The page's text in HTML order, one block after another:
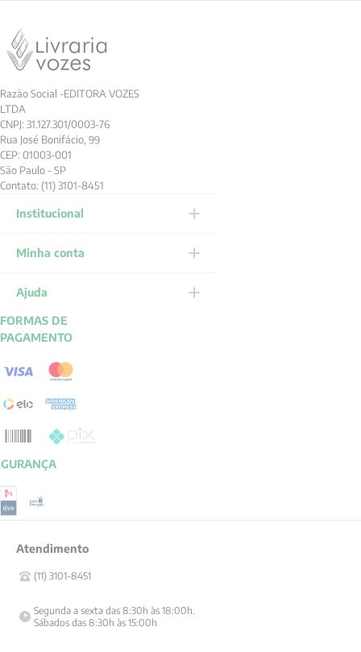
Razão Social -EDITORA VOZES
LTDA
CNPJ: 31.127.301/0003-76
Rua José Bonifácio, 99
CEP: 01003-001
São Paulo - SP
Contato: (11) 3101-8451
Institucional
Minha conta
Ajuda
FORMAS DE
PAGAMENTO
Atendimento
(11) 3101-8451
Segunda a sexta das 8:30h às 18:00h.
Sábados das 8:30h às 15:00h